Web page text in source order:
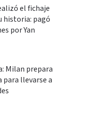
el fichaje
historia: pagó
por Yan
Milan prepara
para llevarse a